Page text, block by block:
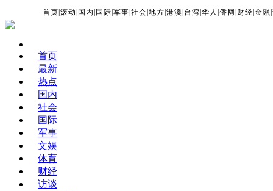
首页 |滚动 国内 国际 |军事 |社会 |地方 |港澳 台湾 |华人 |侨网 财经 |金融 |
首页
最新
热点
国内
社会
国际
军事
文娱
体育
财经
访谈